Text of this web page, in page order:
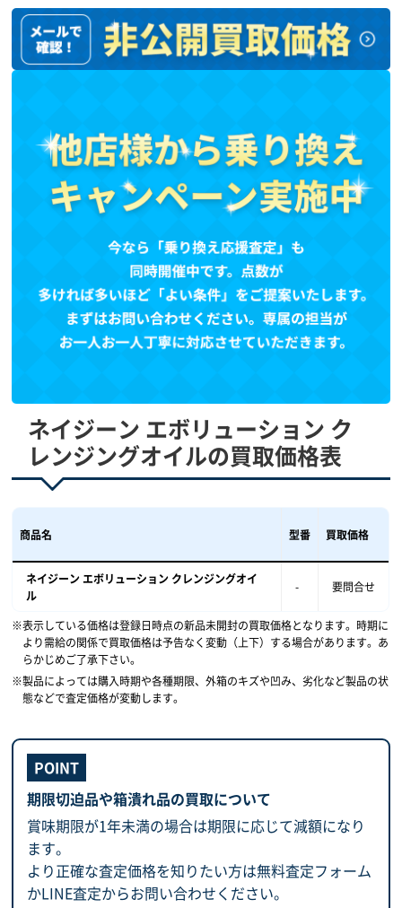
ネイジーン エボリューション ク
レンジングオイルの買取価格表
商品名 型番 買取価格
ネイジーン エボリューション クレンジングオイ
ル
- 要問合せ
表示している価格は登録日時点の新品未開封の買取価格となります。時期に
より需給の関係で買取価格は予告なく変動（上下）する場合があります。あ
らかじめご了承下さい。
製品によっては購入時期や各種期限、外箱のキズや凹み、劣化など製品の状
態などで査定価格が変動します。
期限切迫品や箱潰れ品の買取について
賞味期限が1年未満の場合は期限に応じて減額になり
ます。
より正確な査定価格を知りたい方は無料査定フォーム
かLINE査定からお問い合わせください。